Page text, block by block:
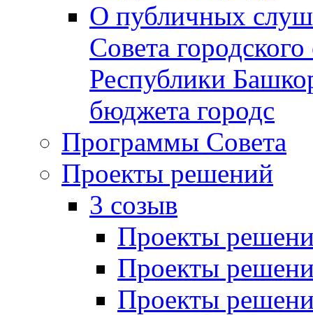
О публичных
Совета
Республики
бюджета городс
Программы Совета
Проекты решений
3 созыв
Проекты
Проекты
Проекты